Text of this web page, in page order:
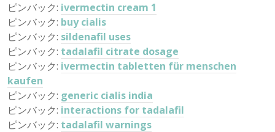
ピンバック: ivermectin cream 1
ピンバック: buy cialis
ピンバック: sildenafil uses
ピンバック: tadalafil citrate dosage
ピンバック: ivermectin tabletten für menschen
kaufen
ピンバック: generic cialis india
ピンバック: interactions for tadalafil
ピンバック: tadalafil warnings